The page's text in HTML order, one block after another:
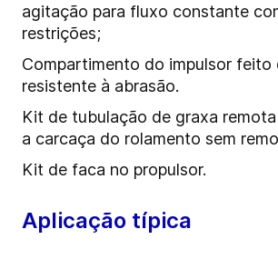
agitação para fluxo constante
restrições;
Compartimento do impulsor feito
resistente à abrasão.
Kit de tubulação de graxa
a carcaça do rolamento sem
Kit de faca no propulsor.
Aplicação típica